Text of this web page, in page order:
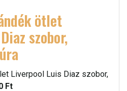
ötlet
szobor,
Liverpool Luis Diaz szobor,
Ft